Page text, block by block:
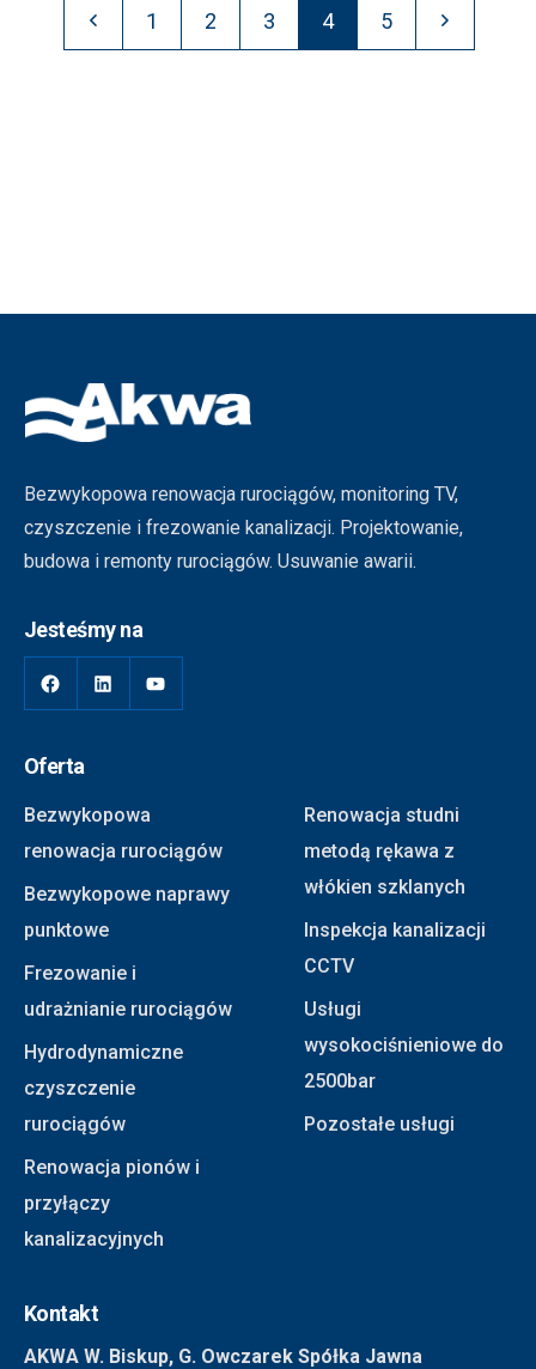
1 2 3 4 5
Bezwykopowa renowacja rurociągów, monitoring TV,
czyszczenie i frezowanie kanalizacji. Projektowanie,
budowa i remonty rurociągów. Usuwanie awarii.
Jesteśmy na
Oferta
Bezwykopowa
renowacja rurociągów
Bezwykopowe naprawy
punktowe
Frezowanie i
udrażnianie rurociągów
Hydrodynamiczne
czyszczenie
rurociągów
Renowacja pionów i
przyłączy
kanalizacyjnych
Renowacja studni
metodą rękawa z
włókien szklanych
Inspekcja kanalizacji
CCTV
Usługi
wysokociśnieniowe do
2500bar
Pozostałe usługi
Kontakt
AKWA W. Biskup, G. Owczarek Spółka Jawna